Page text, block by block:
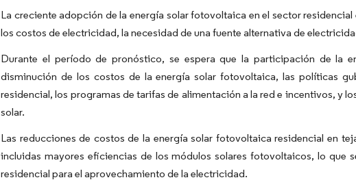
La creciente adopción de la energía solar fotovoltaica en el sector
los costos de electricidad, la necesidad de una fuente alternativa de
Durante el período de pronóstico, se espera que la participación de la
disminución de los costos de la energía solar fotovoltaica, las políticas
residencial, los programas de tarifas de alimentación a la red e incentivos, y
solar.
Las reducciones de costos de la energía solar fotovoltaica residencial en
incluidas mayores eficiencias de los módulos solares fotovoltaicos, lo que
residencial para el aprovechamiento de la electricidad.